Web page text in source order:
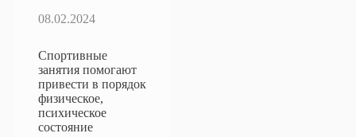
08.02.2024
Спортивные
занятия помогают
привести в порядок
физическое,
психическое
состояние